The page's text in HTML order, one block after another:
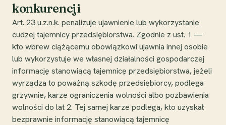
konkurencji
Art. 23 u.z.n.k. penalizuje ujawnienie lub wykorzystanie
cudzej tajemnicy przedsiębiorstwa. Zgodnie z ust. 1 —
kto wbrew ciążącemu obowiązkowi ujawnia innej osobie
lub wykorzystuje we własnej działalności gospodarczej
informację stanowiącą tajemnicę przedsiębiorstwa, jeżeli
wyrządza to poważną szkodę przedsiębiorcy, podlega
grzywnie, karze ograniczenia wolności albo pozbawienia
wolności do lat 2. Tej samej karze podlega, kto uzyskał
bezprawnie informację stanowiącą tajemnicę